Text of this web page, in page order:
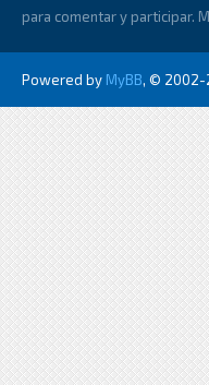
para comentar y participar.
Powered by MyBB, © 2002-